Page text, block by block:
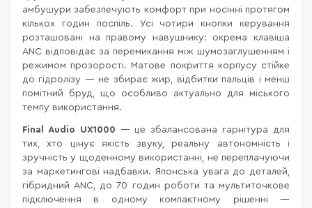
амбушури забезпечують комфорт при носінні протягом
кількох годин поспіль. Усі чотири кнопки керування
розташовані на правому навушнику: окрема клавіша
ANC відповідає за перемикання між шумозаглушенням і
режимом прозорості. Матове покриття корпусу стійке
до гідролізу — не збирає жир, відбитки пальців і менш
помітний бруд, що особливо актуально для міського
темпу використання.
Final Audio UX1000 — це збалансована гарнітура для
тих, хто цінує якість звуку, реальну автономність і
зручність у щоденному використанні, не переплачуючи
за маркетингові надбавки. Японська увага до деталей,
гібридний ANC, до 70 годин роботи та мультиточкове
підключення в одному компактному рішенні —